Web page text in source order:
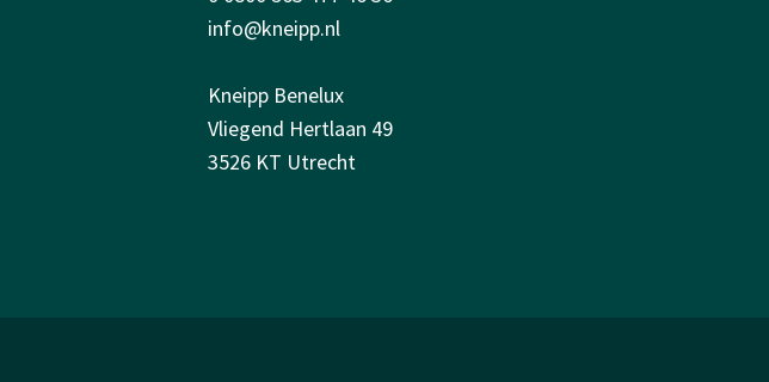
info@kneipp.nl
Kneipp Benelux
Vliegend Hertlaan 49
3526 KT Utrecht